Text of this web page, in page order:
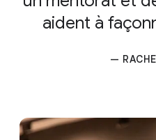
aident à
—